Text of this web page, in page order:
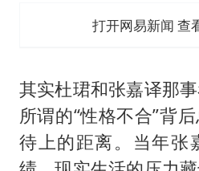
打开网易新闻 查
其实杜珺和张嘉译那
所谓的“性格不合”背
待上的距离。当年张